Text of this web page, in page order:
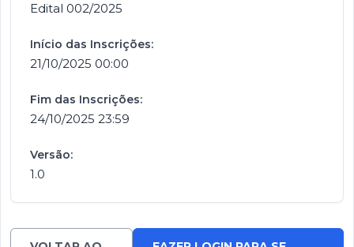
Edital 002/2025
Início das Inscrições:
21/10/2025 00:00
Fim das Inscrições:
24/10/2025 23:59
Versão:
1.0